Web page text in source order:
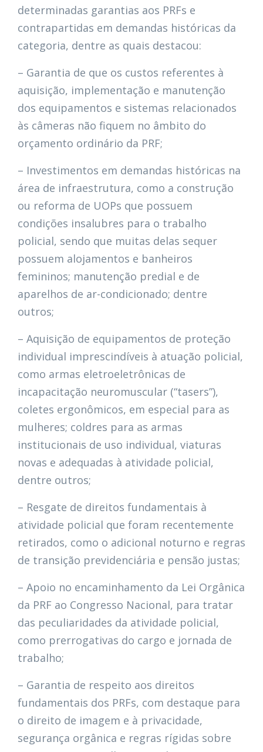
determinadas garantias aos PRFs e
contrapartidas em demandas históricas da
categoria, dentre as quais destacou:
– Garantia de que os custos referentes à
aquisição, implementação e manutenção
dos equipamentos e sistemas relacionados
às câmeras não fiquem no âmbito do
orçamento ordinário da PRF;
– Investimentos em demandas históricas na
área de infraestrutura, como a construção
ou reforma de UOPs que possuem
condições insalubres para o trabalho
policial, sendo que muitas delas sequer
possuem alojamentos e banheiros
femininos; manutenção predial e de
aparelhos de ar-condicionado; dentre
outros;
– Aquisição de equipamentos de proteção
individual imprescindíveis à atuação policial,
como armas eletroeletrônicas de
incapacitação neuromuscular (“tasers”),
coletes ergonômicos, em especial para as
mulheres; coldres para as armas
institucionais de uso individual, viaturas
novas e adequadas à atividade policial,
dentre outros;
– Resgate de direitos fundamentais à
atividade policial que foram recentemente
retirados, como o adicional noturno e regras
de transição previdenciária e pensão justas;
– Apoio no encaminhamento da Lei Orgânica
da PRF ao Congresso Nacional, para tratar
das peculiaridades da atividade policial,
como prerrogativas do cargo e jornada de
trabalho;
– Garantia de respeito aos direitos
fundamentais dos PRFs, com destaque para
o direito de imagem e à privacidade,
segurança orgânica e regras rígidas sobre